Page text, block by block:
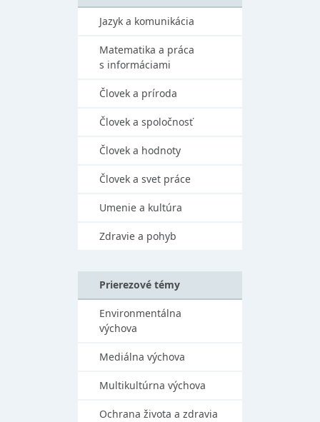
Jazyk a komunikácia
Matematika a práca
s informáciami
Človek a príroda
Človek a spoločnosť
Človek a hodnoty
Človek a svet práce
Umenie a kultúra
Zdravie a pohyb
Prierezové témy
Environmentálna
výchova
Mediálna výchova
Multikultúrna výchova
Ochrana života a zdravia